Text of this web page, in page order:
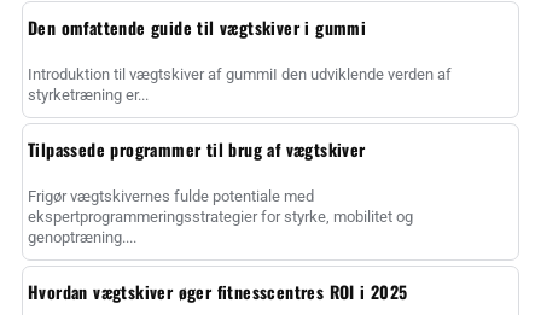
Den omfattende guide til vægtskiver i gummi
Introduktion til vægtskiver af gummiI den udviklende verden af
styrketræning er...
Tilpassede programmer til brug af vægtskiver
Frigør vægtskivernes fulde potentiale med
ekspertprogrammeringsstrategier for styrke, mobilitet og
genoptræning....
Hvordan vægtskiver øger fitnesscentres ROI i 2025